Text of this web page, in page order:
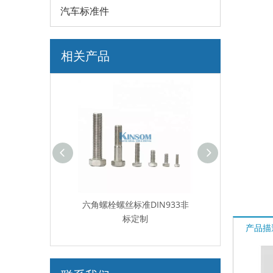
汽车标准件
相关产品
平头焊接螺丝凸焊螺栓标准件
非标件
产品描